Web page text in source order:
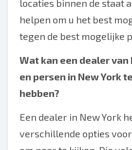
locaties binnen de staat
helpen om u het best
tegen de best mogelijke
Wat kan een dealer
en persen in New York
hebben?
Een dealer in New York
verschillende opties